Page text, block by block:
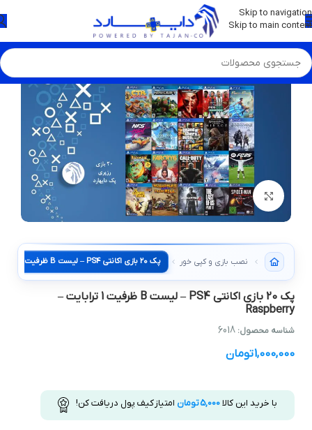
Skip to navigation
Skip to main content
💡برچسب و اسکین کنسول ها بروز شد . . . اینجا کیک کن !
بزرگنمایی تصویر
نصب بازی و کپی خور کنسول
پک 20 بازی اکانتی PS4 – لیست B ظرفیت 1 ترابایت –
Raspberry
شناسه محصول: 6018
1,000,000تومان
با خرید این کالا5,000تومان امتیاز کیف پول دریافت کن!